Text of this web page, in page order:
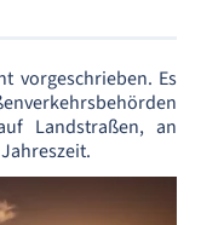
vorgeschrieben. Es
Landstraßen, an